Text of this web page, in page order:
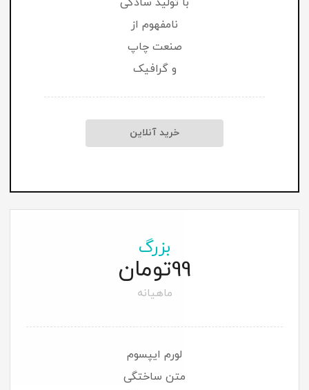
نامفهوم از
صنعت چاپ
و گرافیک
خرید آنلاین
بزرگ
99تومان
ماهیانه
لورم ایپسوم
متن ساختگی